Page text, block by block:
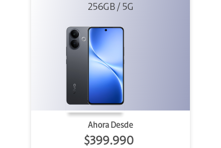
256GB / 5G
Ahora Desde
$399.990